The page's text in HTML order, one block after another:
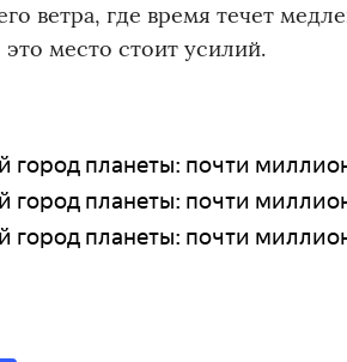
ветра, где время течет
место стоит усилий.
планеты: почти миллион
планеты: почти
планеты: почти миллион